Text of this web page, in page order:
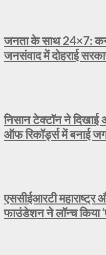
जनता के साथ 24×7:
जनसंवाद में दोहराई
निसान टेक्टॉन ने दिखाई
ऑफ रिकॉर्ड्स में बनाई
एससीईआरटी
फाउंडेशन ने लॉन्च किया